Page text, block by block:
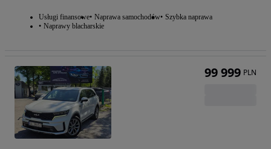
Usługi finansowe Naprawa samochodów Szybka naprawa
Naprawy blacharskie
99 999 PLN